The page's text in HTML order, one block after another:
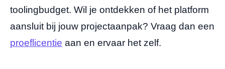
toolingbudget. Wil je ontdekken of het platform
aansluit bij jouw projectaanpak? Vraag dan een
proeflicentie aan en ervaar het zelf.